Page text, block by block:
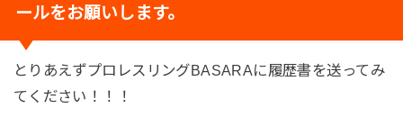
ールをお願いします。
とりあえずプロレスリングBASARAに履歴書を送ってみ
てください！！！